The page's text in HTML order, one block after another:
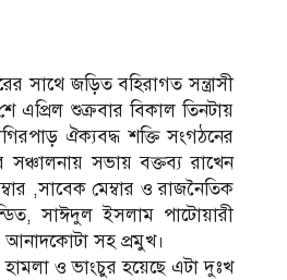
সাথে জড়িত বহিরাগত সন্ত্রাসী
এপ্রিল শুক্রবার বিকাল তিনটায়
ঐক্যবদ্ধ শক্তি সংগঠনের
সভায় বক্তব্য রাখেন
,সাবেক মেম্বার ও রাজনৈতিক
সাঈদুল ইসলাম পাটোয়ারী
সহ প্রমুখ।
ও ভাংচুর হয়েছে এটা দুঃখ